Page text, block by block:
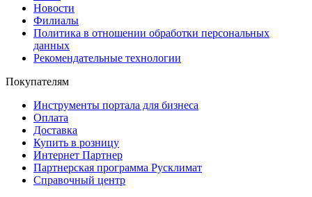
Новости
Филиалы
Политика в отношении обработки персональных
данных
Рекомендательные технологии
Покупателям
Инструменты портала для бизнеса
Оплата
Доставка
Купить в розницу
Интернет Партнер
Партнерская программа Русклимат
Справочный центр